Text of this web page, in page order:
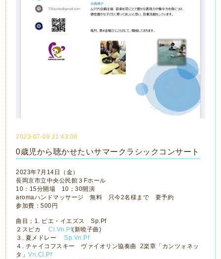
2023-07-09 21:43:00
0歳児から聴かせたいサマークラシックコンサート
2023年7月14日（金）
長岡京市立中央公民館３Fホール
10：15分開場 10；30開演
aromaハンドマッサージ 無料 只今2名様まで 要予約
参加費：500円
曲目； 1. ピエ・イエズス Sp.Pf
２スピカCl.Vn.Pf(新曉子曲)
３. 夏メドレーSp.Vn.Pf
４. チャイコフスキー ヴァイオリン協奏曲 2楽章「カンツォネッ
タ」Vn.Cl.Pf